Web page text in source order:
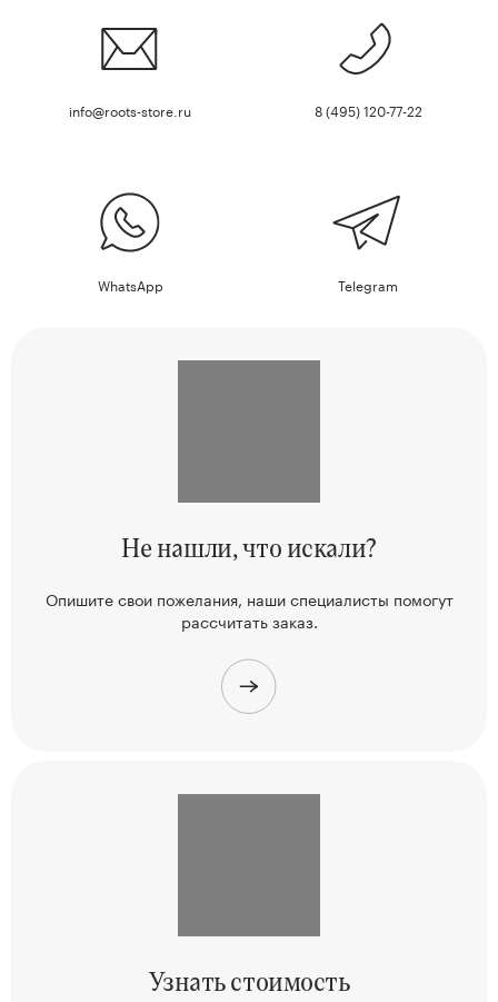
info@roots-store.ru 8 (495) 120-77-22
WhatsApp Telegram
Не нашли,что искали?
Опишите свои пожелания, нашиспециалисты помогут
рассчитать заказ.
Узнатьстоимость